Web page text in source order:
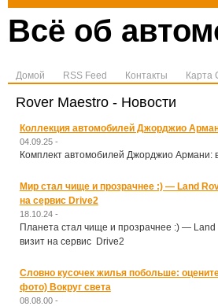
Всё об
Домой RSS Feed Контакты Карта
Rover Maestro - Новости
Коллекция автомобилей Джорджио
04.09.25 -
Комплект автомобилей Джорджио
Мир стал чище и прозрачнее :) — Land
на сервис Drive2
18.10.24 -
Планета стал чище и прозрачнее :) —
визит на сервис Drive2
Словно кусочек жилья побольше:
фото) Вокруг света
08.08.00 -